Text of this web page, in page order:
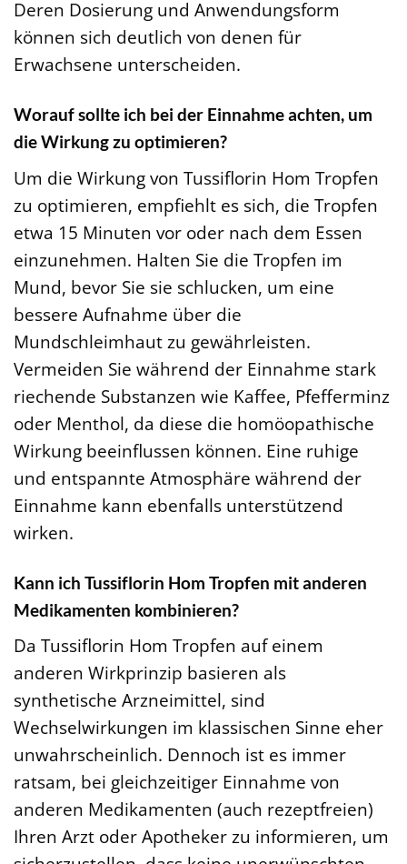
Deren Dosierung und Anwendungsform
können sich deutlich von denen für
Erwachsene unterscheiden.
Worauf sollte ich bei der Einnahme achten, um
die Wirkung zu optimieren?
Um die Wirkung von Tussiflorin Hom Tropfen
zu optimieren, empfiehlt es sich, die Tropfen
etwa 15 Minuten vor oder nach dem Essen
einzunehmen. Halten Sie die Tropfen im
Mund, bevor Sie sie schlucken, um eine
bessere Aufnahme über die
Mundschleimhaut zu gewährleisten.
Vermeiden Sie während der Einnahme stark
riechende Substanzen wie Kaffee, Pfefferminz
oder Menthol, da diese die homöopathische
Wirkung beeinflussen können. Eine ruhige
und entspannte Atmosphäre während der
Einnahme kann ebenfalls unterstützend
wirken.
Kann ich Tussiflorin Hom Tropfen mit anderen
Medikamenten kombinieren?
Da Tussiflorin Hom Tropfen auf einem
anderen Wirkprinzip basieren als
synthetische Arzneimittel, sind
Wechselwirkungen im klassischen Sinne eher
unwahrscheinlich. Dennoch ist es immer
ratsam, bei gleichzeitiger Einnahme von
anderen Medikamenten (auch rezeptfreien)
Ihren Arzt oder Apotheker zu informieren, um